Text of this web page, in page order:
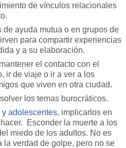
de vínculos relacionales
de ayuda mutua o en grupos de
para compartir experiencias
y a su elaboración.
el contacto con el
ir de viaje o ir a ver a los
que viven en otra ciudad.
los temas burocráticos.
y adolescentes, implicarlos en
Esconder la muerte a los
miedo de los adultos. No es
la verdad de golpe, pero no se